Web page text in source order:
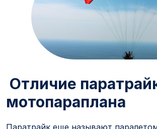
Отличие
мотопараплана
Паратрайк еще называют